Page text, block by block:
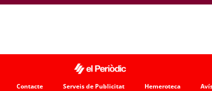
Contacte Serveis de Publicitat Hemeroteca